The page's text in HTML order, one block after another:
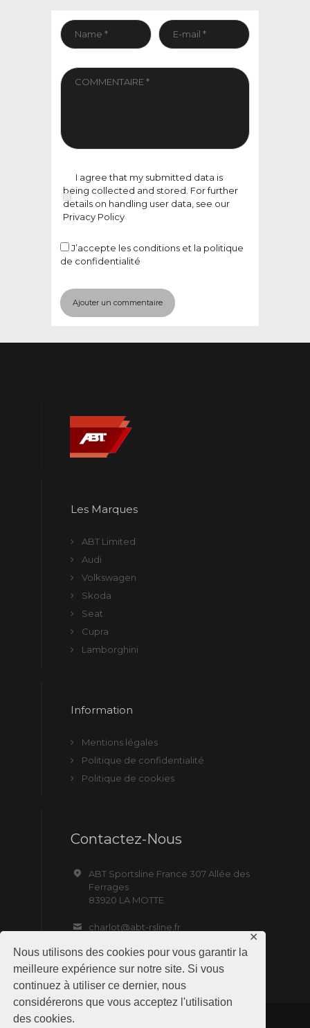
Nous utilisons des cookies pour vous garantir la
meilleure expérience sur notre site. Si vous
continuez à utiliser ce dernier, nous
considérerons que vous acceptez l'utilisation
des cookies.
✕
I agree that my submitted data is
being collected and stored. For further
details on handling user data, see our
Privacy Policy
J’accepte les conditions et la politique
de confidentialité
Les Marques
ABT Limited
Audi
Volkswagen
Skoda
Seat
Cupra
Lamborghini
Information
Mentions légales
Politique de confidentialité
Politique de cookies
Contactez-Nous
ABT Sportsline France 307 Allée des
Ferrages
83920 LA MOTTE
charlot@abt-rsline.fr